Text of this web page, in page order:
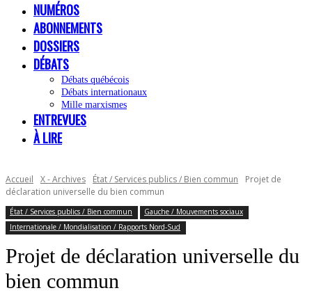
NUMÉROS
ABONNEMENTS
DOSSIERS
DÉBATS
Débats québécois
Débats internationaux
Mille marxismes
ENTREVUES
À LIRE
Accueil X - Archives État / Services publics / Bien commun
Projet de
déclaration universelle du bien commun
État / Services publics / Bien commun
Gauche / Mouvements sociaux
Internationale / Mondialisation / Rapports Nord-Sud
Projet de déclaration universelle du
bien commun